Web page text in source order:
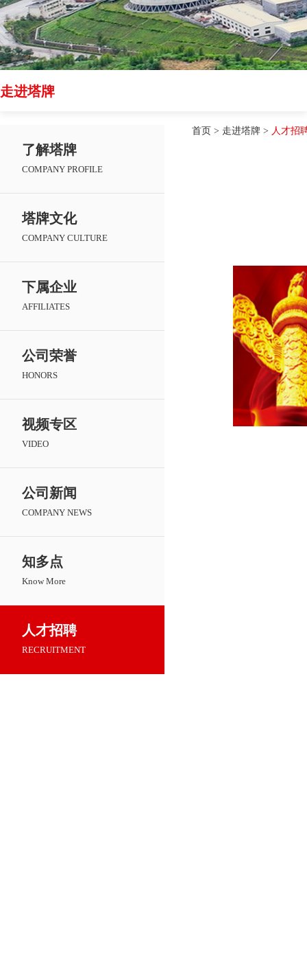
走进塔牌
了解塔牌
COMPANY PROFILE
塔牌文化
COMPANY CULTURE
下属企业
AFFILIATES
公司荣誉
HONORS
视频专区
VIDEO
公司新闻
COMPANY NEWS
知多点
Know More
人才招聘
RECRUITMENT
首页 > 走进塔牌 > 人才招